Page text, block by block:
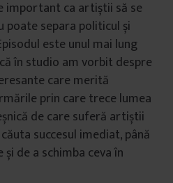
important ca artiștii să se
poate separa politicul și
este unul mai lung
în studio am vorbit despre
care merită
prin care trece lumea
de care suferă artiștii
succesul imediat, până
de a schimba ceva în